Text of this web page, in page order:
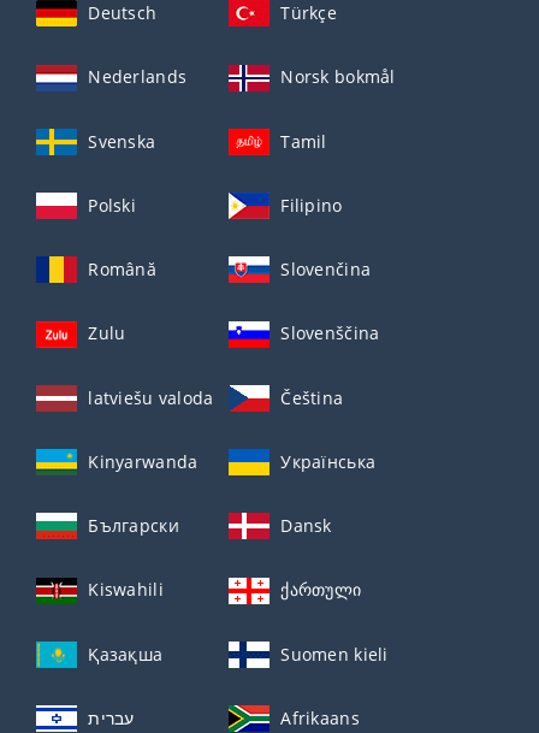
Deutsch Türkçe
Nederlands Norsk bokmål
Svenska Tamil
Polski Filipino
Română Slovenčina
Zulu Slovenščina
latviešu valoda Čeština
Kinyarwanda Українська
Български Dansk
Kiswahili ქართული
Қазақша Suomen kieli
עברית Afrikaans